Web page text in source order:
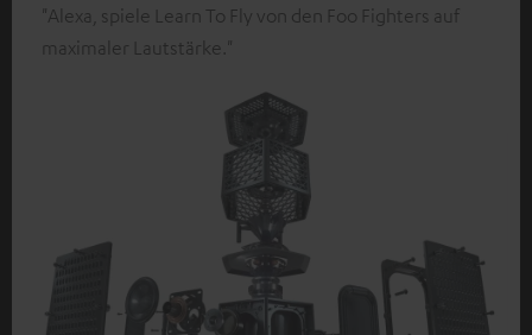
"Alexa, spiele Learn To Fly von den Foo Fighters auf
maximaler Lautstärke."